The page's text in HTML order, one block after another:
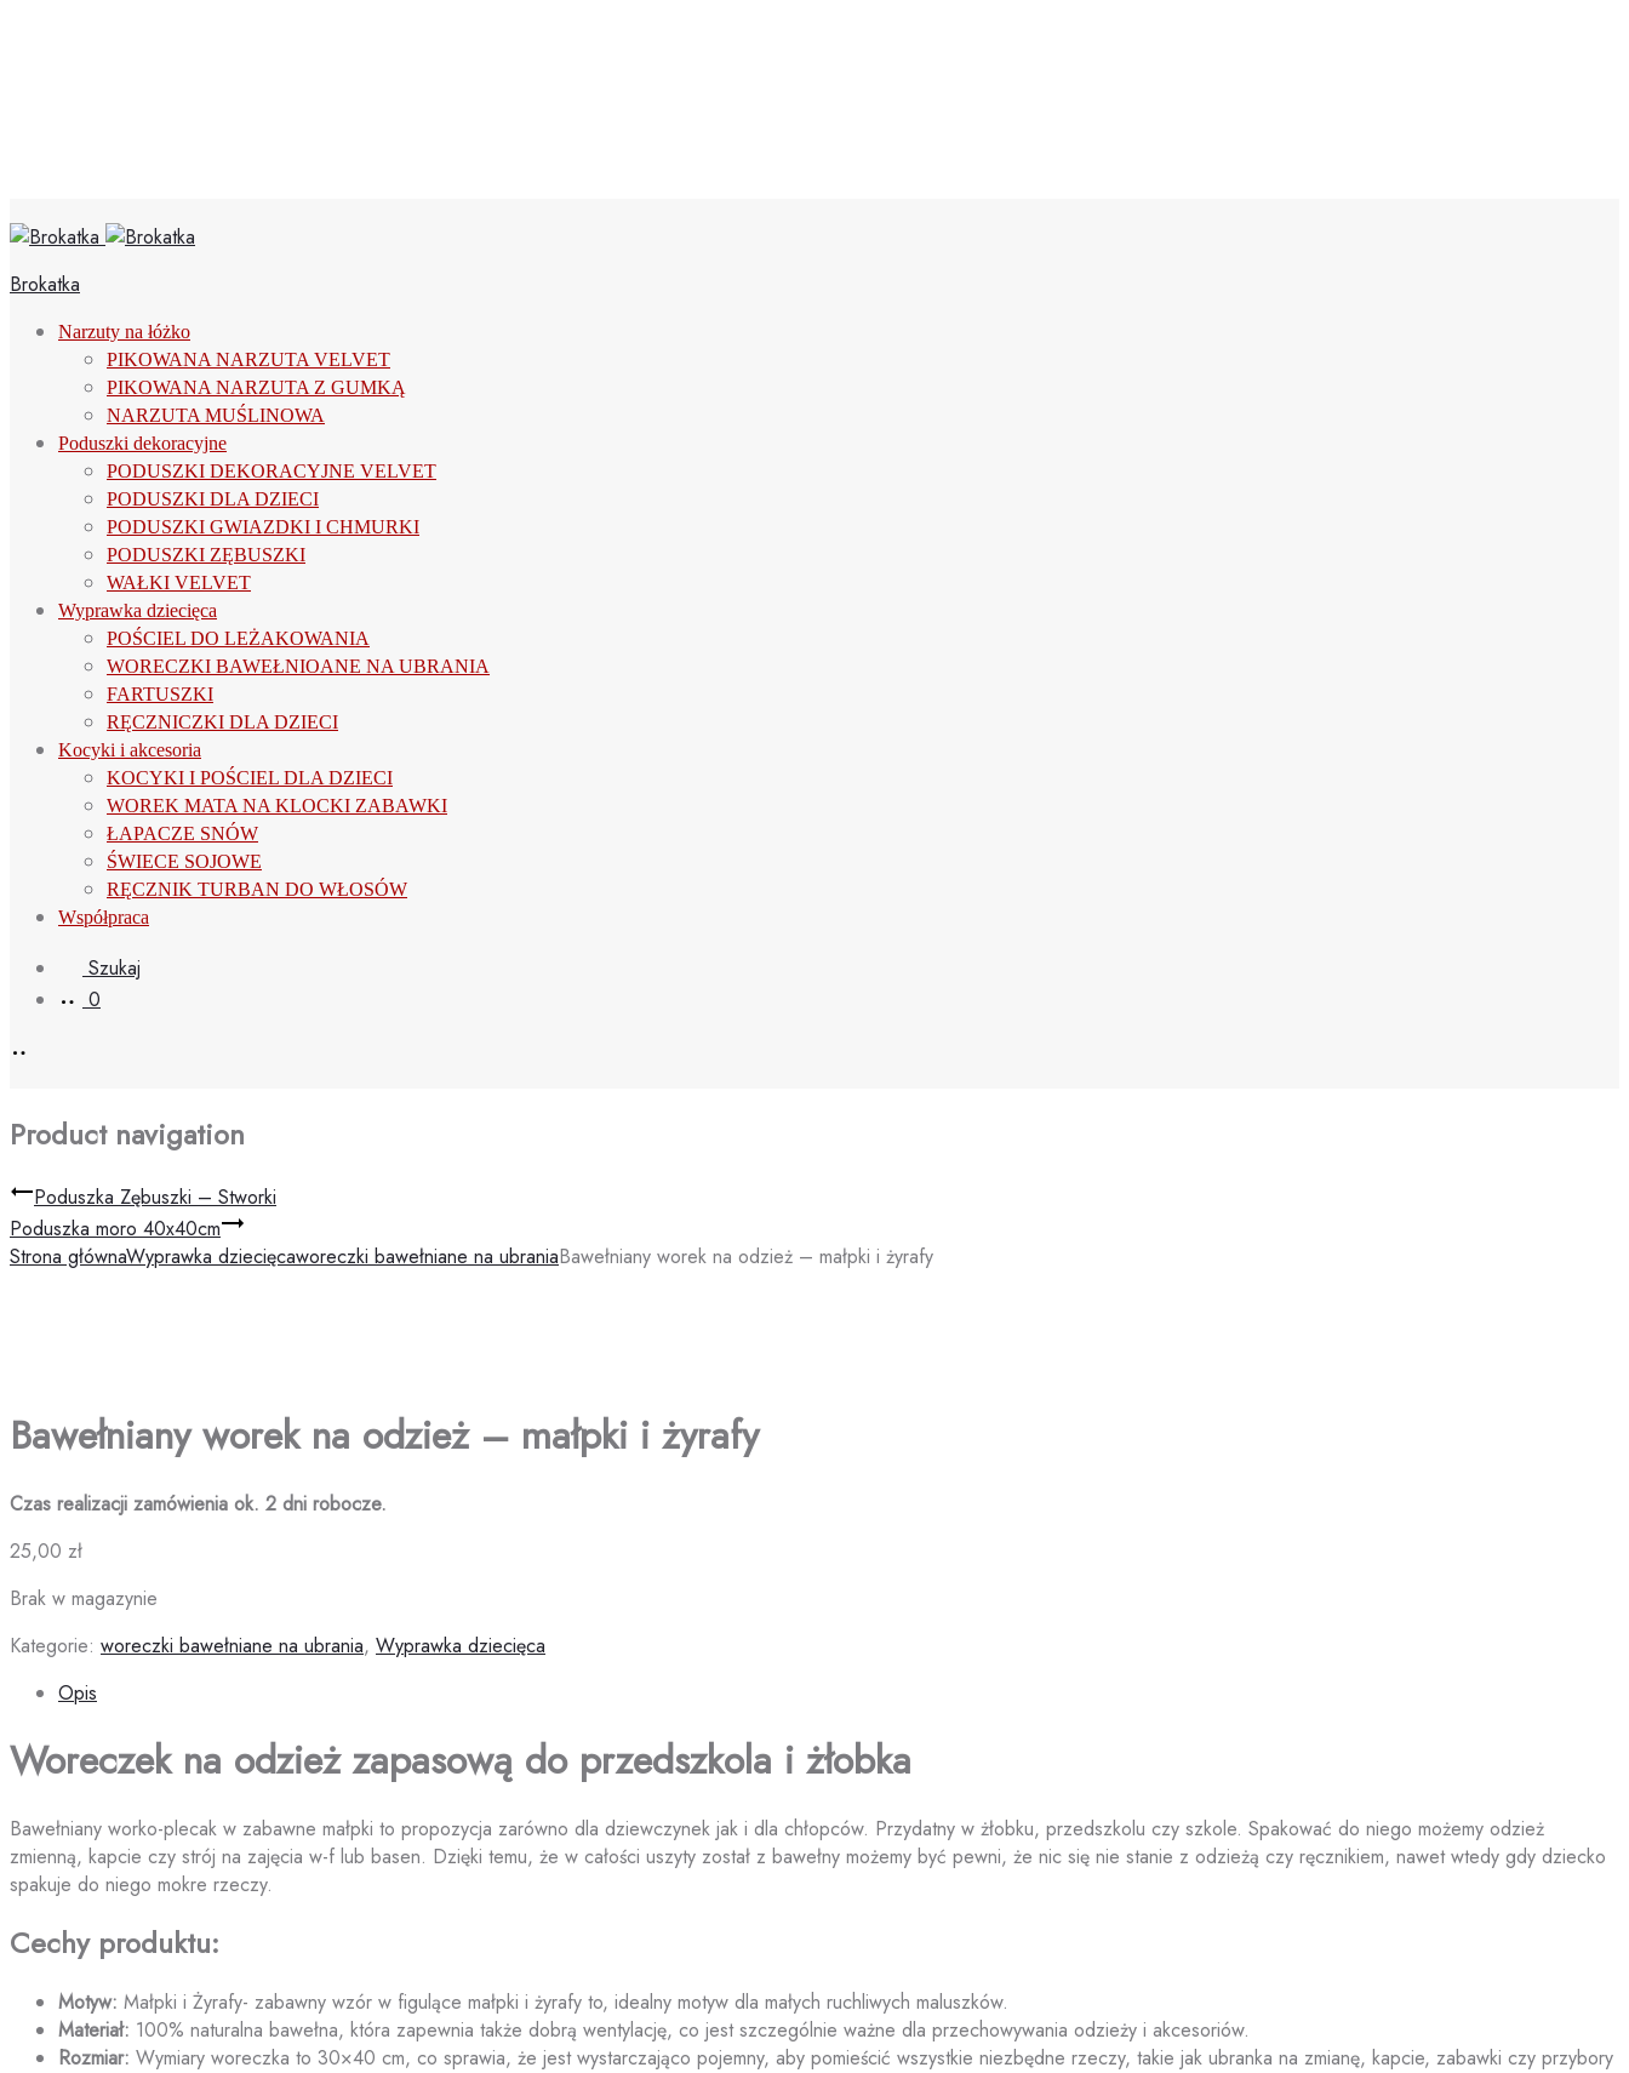
Brokatka
Narzuty na łóżko
PIKOWANA NARZUTA VELVET
PIKOWANA NARZUTA Z GUMKĄ
NARZUTA MUŚLINOWA
Poduszki dekoracyjne
PODUSZKI DEKORACYJNE VELVET
PODUSZKI DLA DZIECI
PODUSZKI GWIAZDKI I CHMURKI
PODUSZKI ZĘBUSZKI
WAŁKI VELVET
Wyprawka dziecięca
POŚCIEL DO LEŻAKOWANIA
WORECZKI BAWEŁNIOANE NA UBRANIA
FARTUSZKI
RĘCZNICZKI DLA DZIECI
Kocyki i akcesoria
KOCYKI I POŚCIEL DLA DZIECI
WOREK MATA NA KLOCKI ZABAWKI
ŁAPACZE SNÓW
ŚWIECE SOJOWE
RĘCZNIK TURBAN DO WŁOSÓW
Współpraca
Szukaj
0
Product navigation
Poduszka Zębuszki – Stworki
Poduszka moro 40x40cm
Strona głównaWyprawka dziecięcaworeczki bawełniane na ubraniaBawełniany worek na odzież – małpki i żyrafy
Bawełniany worek na odzież – małpki i żyrafy
Czas realizacji zamówienia ok. 2 dni robocze.
25,00 zł
Brak w magazynie
Kategorie: woreczki bawełniane na ubrania, Wyprawka dziecięca
Opis
Woreczek na odzież zapasową do przedszkola i żłobka
Bawełniany worko-plecak w zabawne małpki to propozycja zarówno dla dziewczynek jak i dla chłopców. Przydatny w żłobku, przedszkolu czy szkole. Spakować do niego możemy odzież
zmienną, kapcie czy strój na zajęcia w-f lub basen. Dzięki temu, że w całości uszyty został z bawełny możemy być pewni, że nic się nie stanie z odzieżą czy ręcznikiem, nawet wtedy gdy dziecko
spakuje do niego mokre rzeczy.
Cechy produktu:
Motyw: Małpki i Żyrafy- zabawny wzór w figulące małpki i żyrafy to, idealny motyw dla małych ruchliwych maluszków.
Materiał: 100% naturalna bawełna, która zapewnia także dobrą wentylację, co jest szczególnie ważne dla przechowywania odzieży i akcesoriów.
Rozmiar: Wymiary woreczka to 30×40 cm, co sprawia, że jest wystarczająco pojemny, aby pomieścić wszystkie niezbędne rzeczy, takie jak ubranka na zmianę, kapcie, zabawki czy przybory